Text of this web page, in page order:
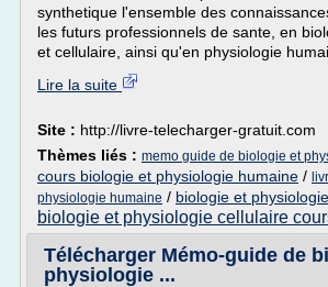
synthetique l'ensemble des
les futurs professionnels de sante, en
et cellulaire, ainsi qu'en physiologie
Lire la suite
Site : http://livre-telecharger-gratuit.com
Thèmes liés : memo guide de biologie et
cours biologie et physiologie humaine /
physiologie humaine / biologie et
biologie et physiologie cellulaire
Télécharger Mémo-guide de
physiologie ...